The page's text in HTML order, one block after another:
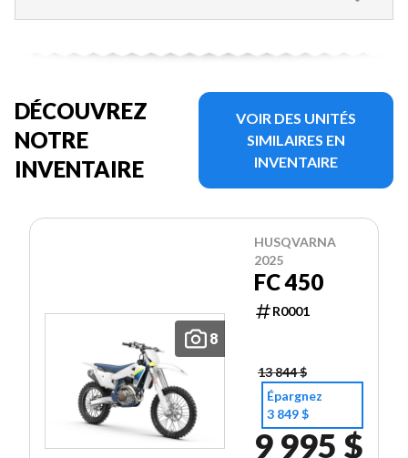
DÉCOUVREZ
NOTRE
INVENTAIRE
VOIR DES UNITÉS
SIMILAIRES EN
INVENTAIRE
8
HUSQVARNA
2025
FC 450
R0001
13 844 $
Épargnez
3 849 $
9 995 $